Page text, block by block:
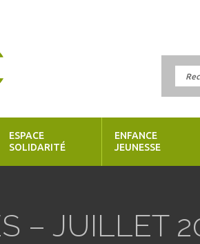
ESPACE
SOLIDARITÉ
ENFANCE
JEUNESSE
– JUILLET